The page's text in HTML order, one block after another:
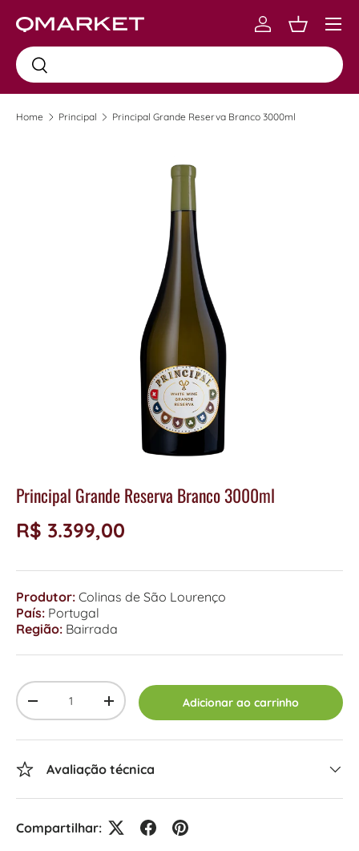
Skip to content
Busca
Busca
Log inCarrinho
Menu
Home Principal Principal Grande Reserva Branco 3000ml
Principal Grande Reserva Branco 3000ml
R$ 3.399,00
Produtor: Colinas de São Lourenço
País: Portugal
Região: Bairrada
Qty
-
+ Adicionar ao carrinho
Avaliação técnica
Compartilhar: